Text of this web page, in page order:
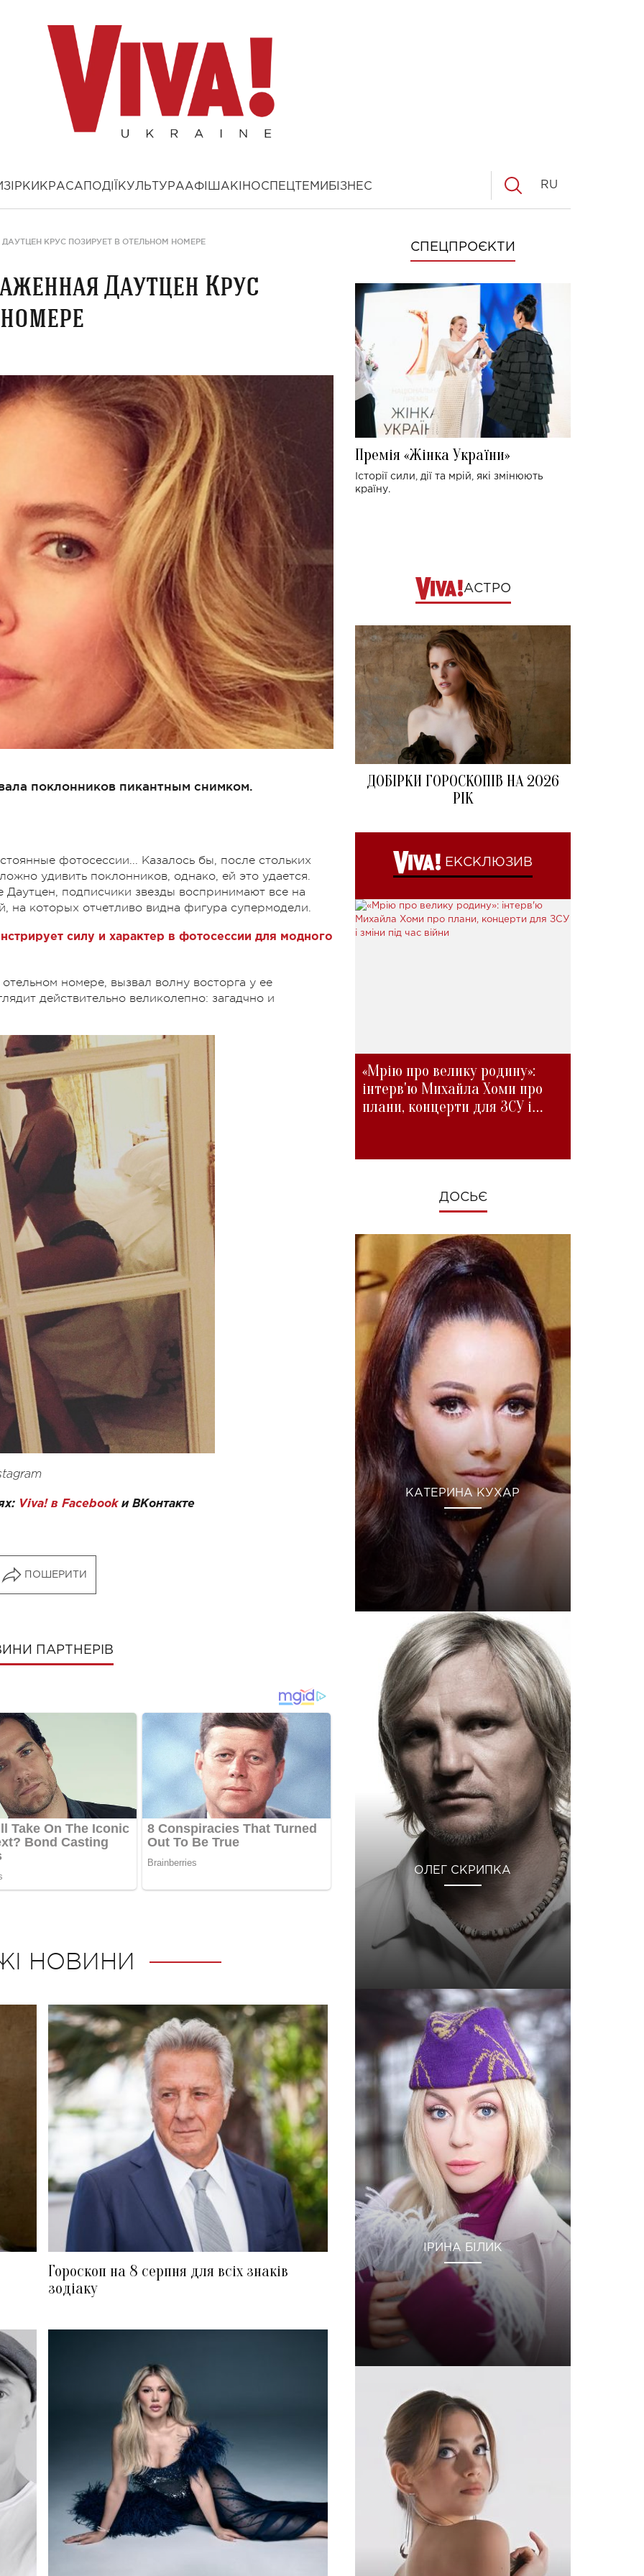
ЗІРКИ КРАСА ПОДІЇ КУЛЬТУРААФІША КІНОСПЕЦТЕМИ БІЗНЕС RU
КРУС ПОЗИРУЕТ В ОТЕЛЬНОМ НОМЕРЕ
Даутцен Крус
поклонников пикантным снимком.
фотосессии... Казалось бы, после стольких
удивить поклонников, однако, ей это удается.
подписчики звезды воспринимают все на
на которых отчетливо видна фигура супермодели.
силу и характер в фотосессии для модного
номере, вызвал волну восторга у ее
действительно великолепно: загадчно и
Viva! в Facebookи ВКонтакте
ПОШЕРИТИ
ПАРТНЕРІВ
НОВИНИ
Гороскоп на 8 серпня для всіх знаків
зодіаку
СПЕЦПРОЄКТИ
Премія «Жінка України»
Історії сили, дії та мрій, які змінюють
країну.
АСТРО
ДОБІРКИ ГОРОСКОПІВ НА 2026
РІК
ЕКСКЛЮЗИВ
«Мрію про велику родину»:
інтерв'ю Михайла Хоми про
плани, концерти для ЗСУ і
ДОСЬЄ
КАТЕРИНА КУХАР
ОЛЕГ СКРИПКА
ІРИНА БІЛИК